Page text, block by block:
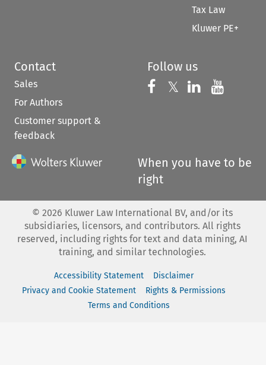
Tax Law
Kluwer PE+
Contact
Sales
For Authors
Customer support &
feedback
Follow us
Follow us on
𝕏 Follow us on
Follow us
When you have to be
right
© 2026 Kluwer Law International BV, and/or its
subsidiaries, licensors, and contributors. All rights
reserved, including rights for text and data mining, AI
training, and similar technologies.
Accessibility Statement
Disclaimer
Privacy and Cookie Statement
Rights & Permissions
Terms and Conditions